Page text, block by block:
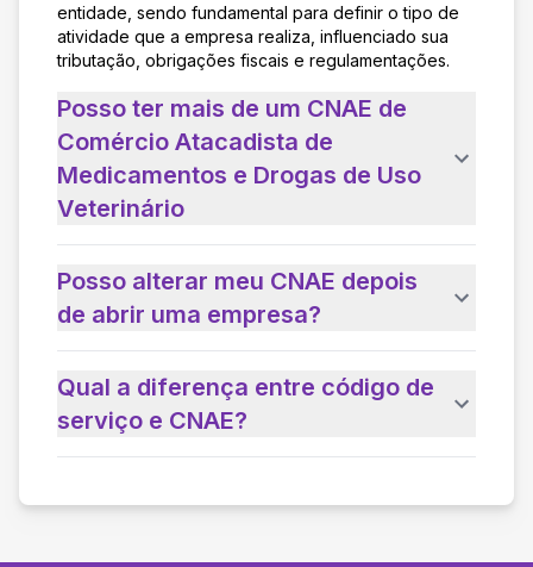
entidade, sendo fundamental para definir o tipo de
atividade que a empresa realiza, influenciado sua
tributação, obrigações fiscais e regulamentações.
Posso ter mais de um CNAE de
Comércio Atacadista de
Medicamentos e Drogas de Uso
Veterinário
Posso alterar meu CNAE depois
de abrir uma empresa?
Qual a diferença entre código de
serviço e CNAE?